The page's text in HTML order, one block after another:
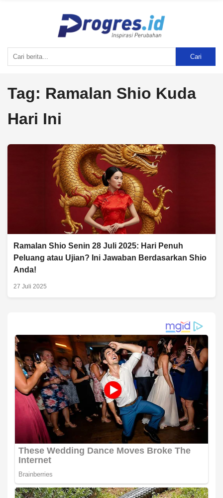
Cari
Tag: Ramalan Shio Kuda
Hari Ini
Ramalan Shio Senin 28 Juli 2025: Hari Penuh
Peluang atau Ujian? Ini Jawaban Berdasarkan Shio
Anda!
27 Juli 2025